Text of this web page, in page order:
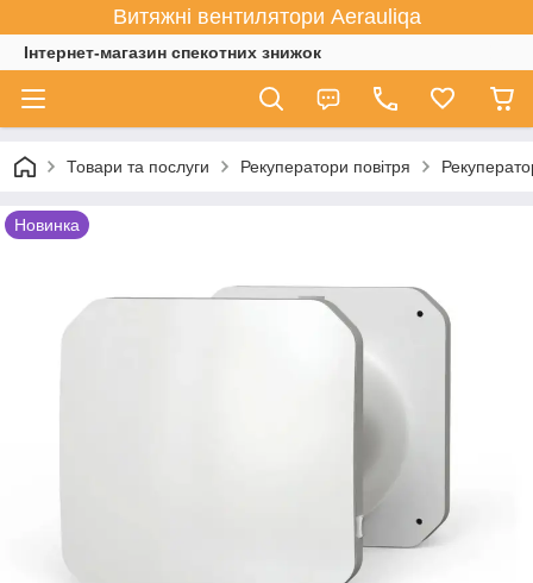
Витяжні вентилятори Aerauliqa
Інтернет-магазин спекотних знижок
Товари та послуги Рекуператори повітря
Новинка